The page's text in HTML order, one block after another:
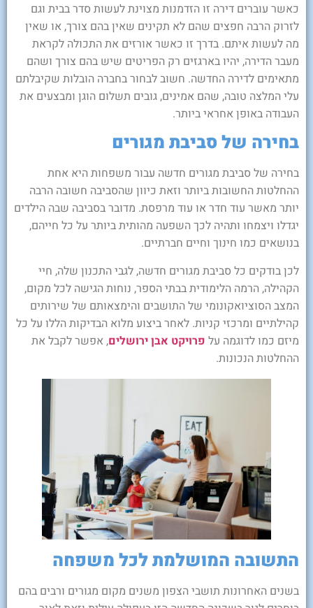
כאשר עוברים דירה זו הזדמנות מצוינת לעשות סדר בבית וגם
לזרוק הרבה חפצים שהם לא תקינים שאין בהם צורך, או שאין
מה לעשות איתם. בדרך זו כאשר אורזים את התכולה לקראת
מעבר הדירה, יהיו בארגזים רק הפריטים שיש בהם צורך ושהם
מתאימים לדירה החדשה. חשוב לבחור בחברה הובלות שקיבלתם
עלי המלצה טובה, שהם אמינים, גובים תשלום הוגן ומבצעים את
העבודה באופן אחראי ביותר.
בחירה של סביבת מגורים
בחירה של סביבת מגורים חדשה עבור משפחות היא אחת
ההחלטות החשובות ביותר וזאת כיוון שהסביבה חשובה הרבה
יותר מאשר עוד חדר או עוד מרפסת. מדובר בסביבה שבה הילדים
יגדלו ויצמחו ותהיה לכך השפעה מהותית ביותר על כל חייהם,
בנושאים כמו חינוך וחיים חברתיים.
לכן בודקים כל סביבת מגורים חדשה, לגבי התכנון שלה, חיי
הקהילה, הרמה הלימודית בבתי הספר, נוחות הגישה לכל מקום,
המצב הסוציואקונומי של התושבים והימצאותם של שירותים
קהילתיים ומרכזי קניות. לאחר ביצוע מלוא הבדיקות הללו על כל
מיזם כמו לדוגמה על פרויקט אבן ירושלים, אפשר לקבל את
ההחלטות הנכונות.
התשובה המושלמת לכל משפחה
בשנים האחרונות תושבי הצפון משנים מקום מגורים ורבים בהם